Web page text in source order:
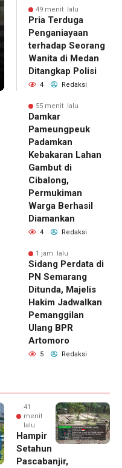
49 menit lalu
Pria Terduga
Penganiayaan
terhadap Seorang
Wanita di Medan
Ditangkap Polisi
4 Redaksi
55 menit lalu
Damkar
Pameungpeuk
Padamkan
Kebakaran Lahan
Gambut di
Cibalong,
Permukiman
Warga Berhasil
Diamankan
4 Redaksi
1 jam lalu
Sidang Perdata di
PN Semarang
Ditunda, Majelis
Hakim Jadwalkan
Pemanggilan
Ulang BPR
Artomoro
5 Redaksi
41
menit
lalu
Hampir
Setahun
Pascabanjir,